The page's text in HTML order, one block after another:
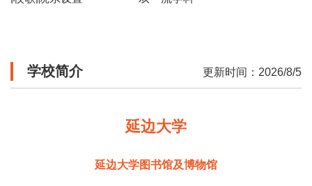
学校简介 更新时间：2026/8/5
延边大学
延边大学图书馆及博物馆